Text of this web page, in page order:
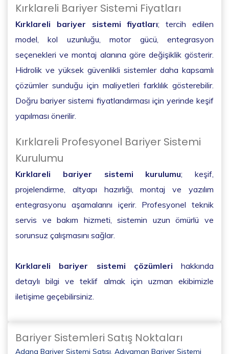
Kırklareli Bariyer Sistemi Fiyatları
Kırklareli bariyer sistemi fiyatları; tercih edilen
model, kol uzunluğu, motor gücü, entegrasyon
seçenekleri ve montaj alanına göre değişiklik gösterir.
Hidrolik ve yüksek güvenlikli sistemler daha kapsamlı
çözümler sunduğu için maliyetleri farklılık gösterebilir.
Doğru bariyer sistemi fiyatlandırması için yerinde keşif
yapılması önerilir.
Kırklareli Profesyonel Bariyer Sistemi
Kurulumu
Kırklareli bariyer sistemi kurulumu; keşif,
projelendirme, altyapı hazırlığı, montaj ve yazılım
entegrasyonu aşamalarını içerir. Profesyonel teknik
servis ve bakım hizmeti, sistemin uzun ömürlü ve
sorunsuz çalışmasını sağlar.
Kırklareli bariyer sistemi çözümleri hakkında
detaylı bilgi ve teklif almak için uzman ekibimizle
iletişime geçebilirsiniz.
Bariyer Sistemleri Satış Noktaları
Adana Bariyer Sistemi Satışı, Adıyaman Bariyer Sistemi